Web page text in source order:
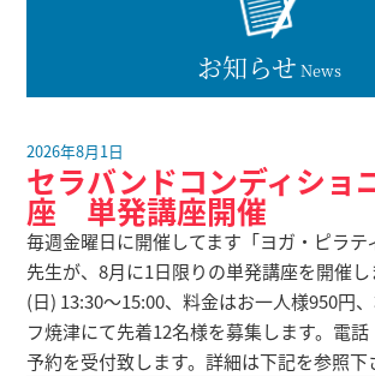
お知らせ News
2026年8月1日
セラバンドコンディショ
座 単発講座開催
毎週金曜日に開催してます「ヨガ・ピラテ
先生が、8月に1日限りの単発講座を開催し
(日) 13:30～15:00、料金はお一人様950円
フ焼津にて先着12名様を募集します。電
予約を受付致します。詳細は下記を参照下